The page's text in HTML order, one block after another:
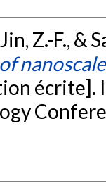
Z.-F., &
écrite].